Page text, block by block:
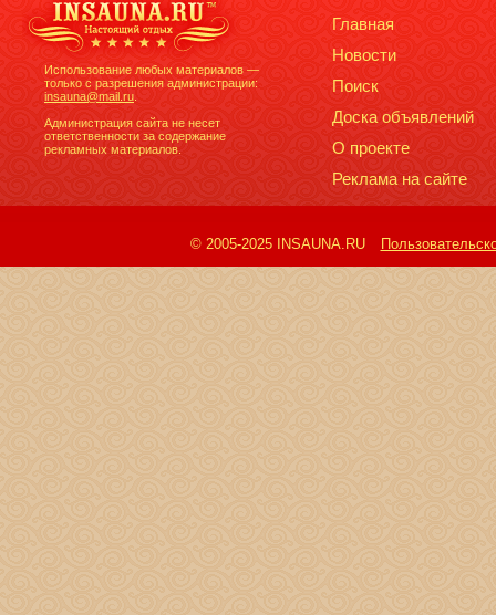
Использование любых материалов —
только с разрешения администрации:
insauna@mail.ru
Администрация сайта не несет
ответственности за содержание
рекламных материалов.
Главная
Новости
Поиск
Доска объявлений
О проекте
Реклама на сайте
© 2005-2025 INSAUNA.RU